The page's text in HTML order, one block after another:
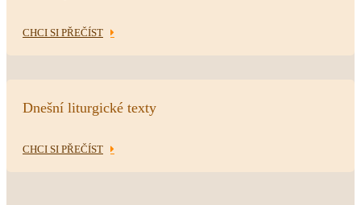
CHCI SI PŘEČÍST
Dnešní liturgické texty
CHCI SI PŘEČÍST